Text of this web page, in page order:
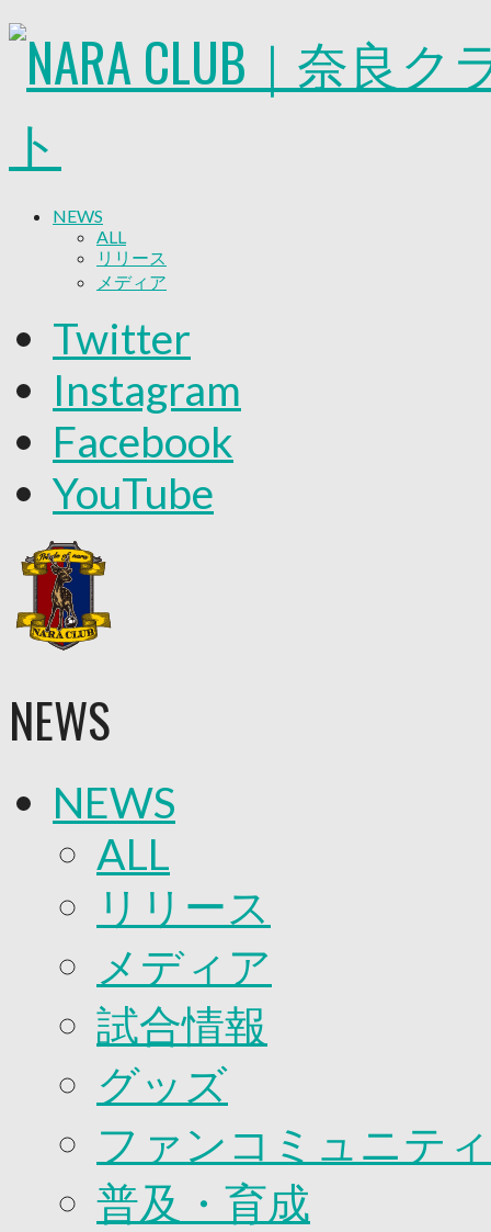
NEWS
ALL
リリース
メディア
グッズ
ファンコミュニティ
普及・育成
ホームタウン
コラム
その他
TEAM
2026/27トップチーム
2026/27トップチームスタッフ
バモス
ボランティアチーム「volundeer」
ビクトリーロード
ホームゲーム運営管理規定
Jリーグ運営管理規定
SCHEDULE
2026/27
練習見学時のファンサービスについて
TICKET
奈良クラブ明治安田J3リーグ2026/27シーズン試
奈良クラブ明治安田Ｊ3リーグ 2026/27シーズン
FANCOMMUNITY
2026/27ファンコミュニティ
サポートショップ
GOODS
オフィシャルストア（実店舗）
オンラインストア
ACADEMY
プロジェクト
コーチ&スタッフ
ジュニア
ジュニアユース
Twitter
Instagram
Facebook
YouTube
NEWS
NEWS
ALL
リリース
メディア
試合情報
グッズ
ファンコミュニティ
普及・育成